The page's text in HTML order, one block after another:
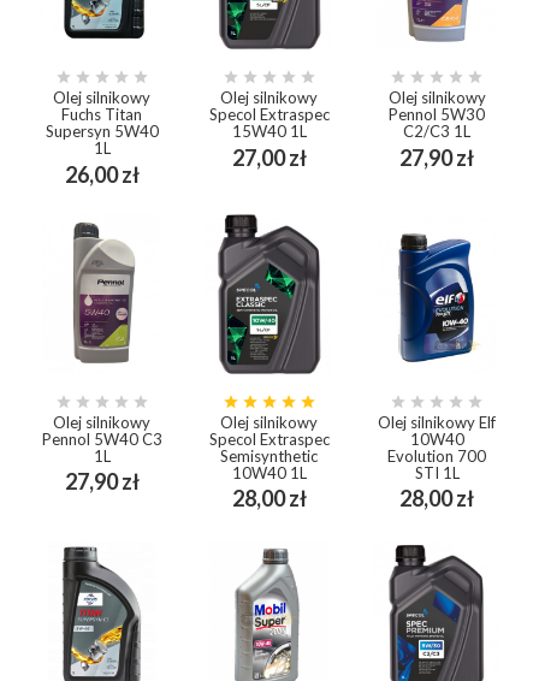
    
Olej silnikowy
Fuchs Titan
Supersyn 5W40
1L
26,00 złCena
    
Olej silnikowy
Specol Extraspec
15W40 1L
27,00 złCena
    
Olej silnikowy
Pennol 5W30
C2/C3 1L
27,90 złCena
    
Olej silnikowy
Pennol 5W40 C3
1L
27,90 złCena
    
Olej silnikowy
Specol Extraspec
Semisynthetic
10W40 1L
28,00 złCena
    
Olej silnikowy Elf
10W40
Evolution 700
STI 1L
28,00 złCena